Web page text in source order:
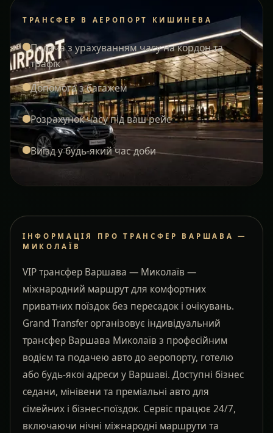
ТРАНСФЕР В АЕРОПОРТ КИШИНЕВА
Подача з урахуванням часу на кордон та
трафік
Допомога з багажем
Розрахунок часу під ваш рейс
Виїзд у будь-який час доби
ІНФОРМАЦІЯ ПРО ТРАНСФЕР ВАРШАВА —
МИКОЛАЇВ
VIP трансфер Варшава — Миколаїв —
міжнародний маршрут для комфортних
приватних поїздок без пересадок і очікувань.
Grand Transfer організовує індивідуальний
трансфер Варшава Миколаїв з професійним
водієм та подачею авто до аеропорту, готелю
або будь-якої адреси у Варшаві. Доступні бізнес
седани, мінівени та преміальні авто для
сімейних і бізнес-поїздок. Сервіс працює 24/7,
включаючи нічні міжнародні маршрути та